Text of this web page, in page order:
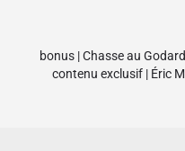
bonus |Chasse au
contenu exclusif | Éric